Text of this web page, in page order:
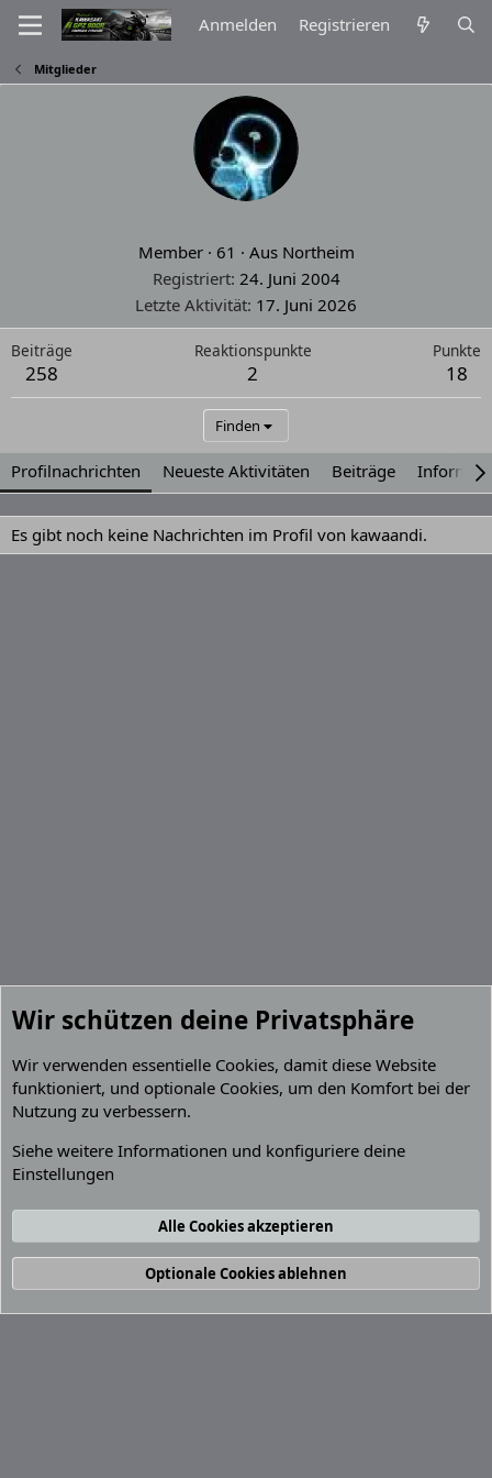
Anmelden Registrieren
Mitglieder
Member · 61 · Aus Northeim
Registriert 24. Juni 2004
Letzte Aktivität 17. Juni 2026
Beiträge
258
Reaktionspunkte
2
Punkte
18
Finden
Profilnachrichten Neueste Aktivitäten Beiträge
Es gibt noch keine Nachrichten im Profil von kawaandi.
Cookies
Kontakt
Nutzungsbedingungen
Datenschutz
R
S
S
Community platform by XenForo
© 2010-2026 XenForo Ltd.
Breite
Abfragen 12 Zeit 0.0551s Max. Speicher 4.33MB
Wir schützen deine Privatsphäre
Wir verwenden essentielle Cookies, damit diese Website
funktioniert, und optionale Cookies, um den Komfort bei der
Nutzung zu verbessern.
Siehe weitere Informationen und konfiguriere deine
Einstellungen
Alle Cookies akzeptieren
Optionale Cookies ablehnen